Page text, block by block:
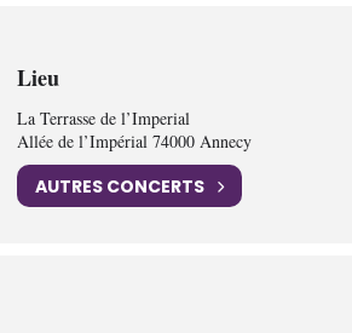
Lieu
La Terrasse de l’Imperial
Allée de l’Impérial 74000 Annecy
AUTRES CONCERTS